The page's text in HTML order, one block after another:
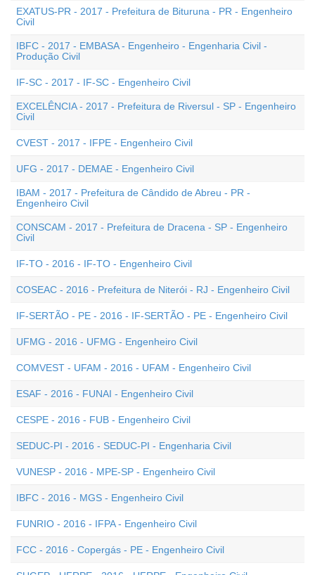
EXATUS-PR - 2017 - Prefeitura de Bituruna - PR - Engenheiro
Civil
IBFC - 2017 - EMBASA - Engenheiro - Engenharia Civil -
Produção Civil
IF-SC - 2017 - IF-SC - Engenheiro Civil
EXCELÊNCIA - 2017 - Prefeitura de Riversul - SP - Engenheiro
Civil
CVEST - 2017 - IFPE - Engenheiro Civil
UFG - 2017 - DEMAE - Engenheiro Civil
IBAM - 2017 - Prefeitura de Cândido de Abreu - PR -
Engenheiro Civil
CONSCAM - 2017 - Prefeitura de Dracena - SP - Engenheiro
Civil
IF-TO - 2016 - IF-TO - Engenheiro Civil
COSEAC - 2016 - Prefeitura de Niterói - RJ - Engenheiro Civil
IF-SERTÃO - PE - 2016 - IF-SERTÃO - PE - Engenheiro Civil
UFMG - 2016 - UFMG - Engenheiro Civil
COMVEST - UFAM - 2016 - UFAM - Engenheiro Civil
ESAF - 2016 - FUNAI - Engenheiro Civil
CESPE - 2016 - FUB - Engenheiro Civil
SEDUC-PI - 2016 - SEDUC-PI - Engenharia Civil
VUNESP - 2016 - MPE-SP - Engenheiro Civil
IBFC - 2016 - MGS - Engenheiro Civil
FUNRIO - 2016 - IFPA - Engenheiro Civil
FCC - 2016 - Copergás - PE - Engenheiro Civil